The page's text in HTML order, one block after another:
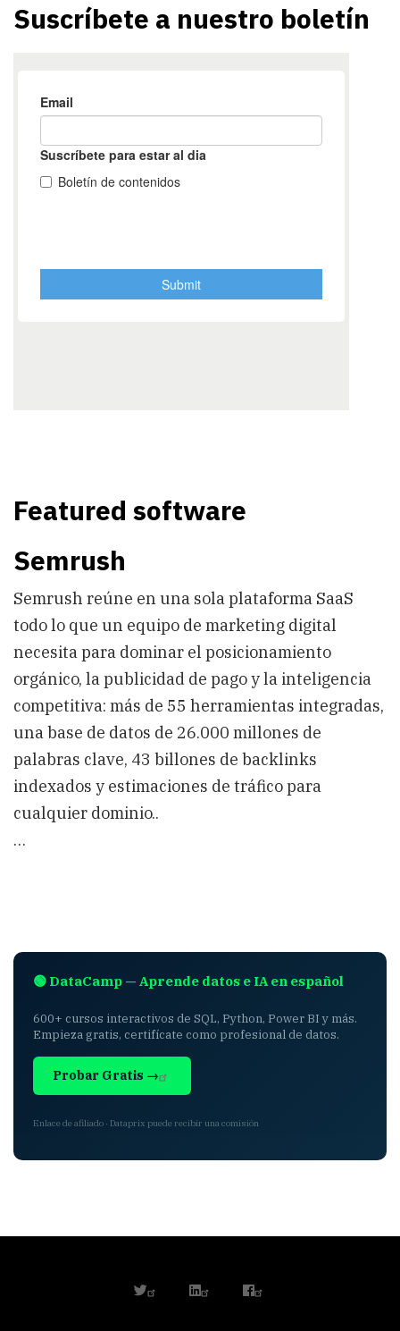
Suscríbete a nuestro boletín
Featured software
Semrush
Semrush reúne en una sola plataforma SaaS
todo lo que un equipo de marketing digital
necesita para dominar el posicionamiento
orgánico, la publicidad de pago y la inteligencia
competitiva: más de 55 herramientas integradas,
una base de datos de 26.000 millones de
palabras clave, 43 billones de backlinks
indexados y estimaciones de tráfico para
cualquier dominio..
…
🟢 DataCamp — Aprende datos e IA en español
600+ cursos interactivos de SQL, Python, Power BI y más.
Empieza gratis, certifícate como profesional de datos.
Probar Gratis →
Enlace de afiliado · Dataprix puede recibir una comisión
twitterlinkedinfacebook